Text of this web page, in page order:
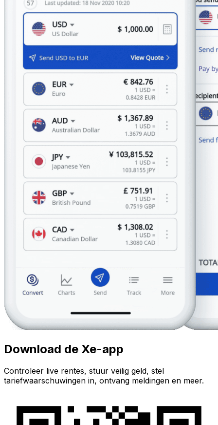
Download de Xe-app
Controleer live rentes, stuur veilig geld, stel
tariefwaarschuwingen in, ontvang meldingen en meer.